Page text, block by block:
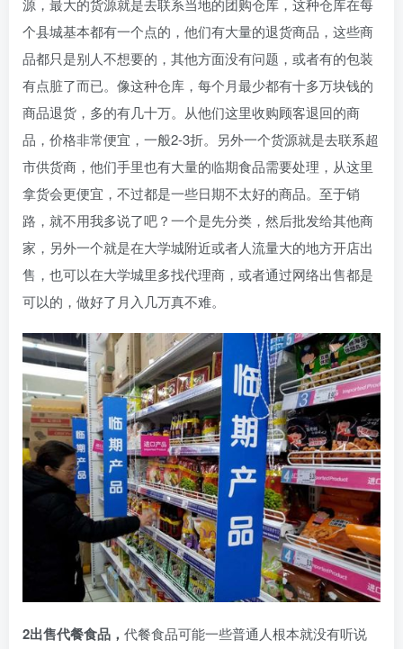
源，最大的货源就是去联系当地的团购仓库，这种仓库在每
个县城基本都有一个点的，他们有大量的退货商品，这些商
品都只是别人不想要的，其他方面没有问题，或者有的包装
有点脏了而已。像这种仓库，每个月最少都有十多万块钱的
商品退货，多的有几十万。从他们这里收购顾客退回的商
品，价格非常便宜，一般2-3折。另外一个货源就是去联系超
市供货商，他们手里也有大量的临期食品需要处理，从这里
拿货会更便宜，不过都是一些日期不太好的商品。至于销
路，就不用我多说了吧？一个是先分类，然后批发给其他商
家，另外一个就是在大学城附近或者人流量大的地方开店出
售，也可以在大学城里多找代理商，或者通过网络出售都是
可以的，做好了月入几万真不难。
2出售代餐食品， 代餐食品可能一些普通人根本就没有听说